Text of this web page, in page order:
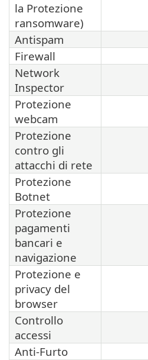
la Protezione
ransomware)
Antispam
Firewall
Network
Inspector
Protezione
webcam
Protezione
contro gli
attacchi di rete
Protezione
Botnet
Protezione
pagamenti
bancari e
navigazione
Protezione e
privacy del
browser
Controllo
accessi
Anti-Furto